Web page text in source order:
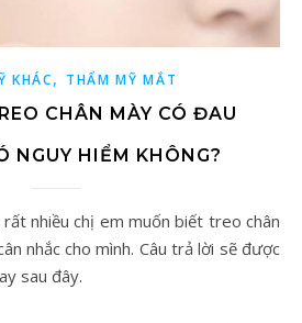
KHÁC, THẨM MỸ MẮT
CHÂN MÀY CÓ ĐAU
NGUY HIỂM KHÔNG?
nhắc cho mình. Câu trả lời sẽ được
sau đây.